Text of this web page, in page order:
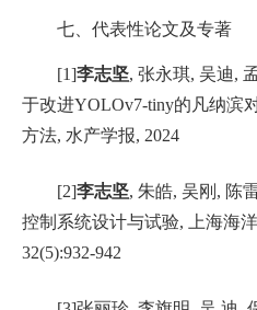
七、 代表性论文及专著
[1]李志坚, 张永琪, 吴迪,
于改进YOLOv7-tiny的凡纳滨
方法, 水产学报, 2024
[2]李志坚, 朱皓, 吴刚 , 陈
控制系统设计与试验, 上海海
32(5):932-942